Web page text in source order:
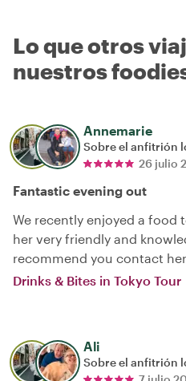
Lo que otros
nuestros
Annemarie
Sobre el anfitrión
26 julio
Fantastic evening out
We recently enjoyed a food
her very friendly and
recommend you contact
Drinks & Bites in Tokyo Tour
Ali
Sobre el anfitrión